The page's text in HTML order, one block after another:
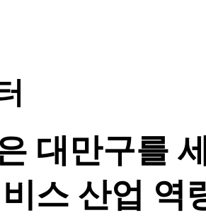
대만구를
스 산업 역